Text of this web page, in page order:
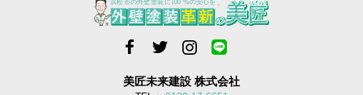
美匠未来建設 株式会社